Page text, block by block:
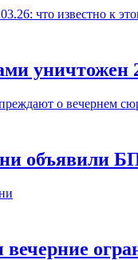
уничтожен
объявили